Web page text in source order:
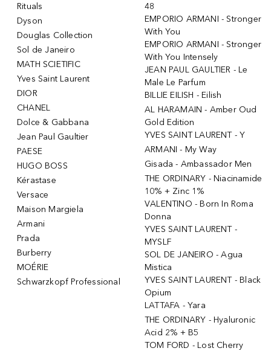
Rituals
Dyson
Douglas Collection
Sol de Janeiro
MATH SCIETIFIC
Yves Saint Laurent
DIOR
CHANEL
Dolce & Gabbana
Jean Paul Gaultier
PAESE
HUGO BOSS
Kérastase
Versace
Maison Margiela
Armani
Prada
Burberry
MOÉRIE
Schwarzkopf Professional
48
EMPORIO ARMANI - Stronger
With You
EMPORIO ARMANI - Stronger
With You Intensely
JEAN PAUL GAULTIER - Le
Male Le Parfum
BILLIE EILISH - Eilish
AL HARAMAIN - Amber Oud
Gold Edition
YVES SAINT LAURENT - Y
ARMANI - My Way
Gisada - Ambassador Men
THE ORDINARY - Niacinamide
10% + Zinc 1%
VALENTINO - Born In Roma
Donna
YVES SAINT LAURENT -
MYSLF
SOL DE JANEIRO - Agua
Mistica
YVES SAINT LAURENT - Black
Opium
LATTAFA - Yara
THE ORDINARY - Hyaluronic
Acid 2% + B5
TOM FORD - Lost Cherry